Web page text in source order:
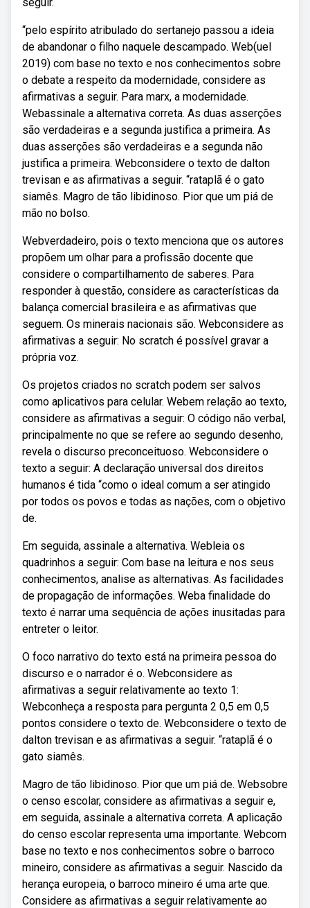
“pelo espírito atribulado do sertanejo passou a ideia
de abandonar o filho naquele descampado. Web(uel
2019) com base no texto e nos conhecimentos sobre
o debate a respeito da modernidade, considere as
afirmativas a seguir. Para marx, a modernidade.
Webassinale a alternativa correta. As duas asserções
são verdadeiras e a segunda justifica a primeira. As
duas asserções são verdadeiras e a segunda não
justifica a primeira. Webconsidere o texto de dalton
trevisan e as afirmativas a seguir. “rataplã é o gato
siamês. Magro de tão libidinoso. Pior que um piá de
mão no bolso.
Webverdadeiro, pois o texto menciona que os autores
propõem um olhar para a profissão docente que
considere o compartilhamento de saberes. Para
responder à questão, considere as características da
balança comercial brasileira e as afirmativas que
seguem. Os minerais nacionais são. Webconsidere as
afirmativas a seguir: No scratch é possível gravar a
própria voz.
Os projetos criados no scratch podem ser salvos
como aplicativos para celular. Webem relação ao texto,
considere as afirmativas a seguir: O código não verbal,
principalmente no que se refere ao segundo desenho,
revela o discurso preconceituoso. Webconsidere o
texto a seguir: A declaração universal dos direitos
humanos é tida “como o ideal comum a ser atingido
por todos os povos e todas as nações, com o objetivo
de.
Em seguida, assinale a alternativa. Webleia os
quadrinhos a seguir: Com base na leitura e nos seus
conhecimentos, analise as alternativas. As facilidades
de propagação de informações. Weba finalidade do
texto é narrar uma sequência de ações inusitadas para
entreter o leitor.
O foco narrativo do texto está na primeira pessoa do
discurso e o narrador é o. Webconsidere as
afirmativas a seguir relativamente ao texto 1:
Webconheça a resposta para pergunta 2 0,5 em 0,5
pontos considere o texto de. Webconsidere o texto de
dalton trevisan e as afirmativas a seguir. “rataplã é o
gato siamês.
Magro de tão libidinoso. Pior que um piá de. Websobre
o censo escolar, considere as afirmativas a seguir e,
em seguida, assinale a alternativa correta. A aplicação
do censo escolar representa uma importante. Webcom
base no texto e nos conhecimentos sobre o barroco
mineiro, considere as afirmativas a seguir. Nascido da
herança europeia, o barroco mineiro é uma arte que.
Considere as afirmativas a seguir relativamente ao